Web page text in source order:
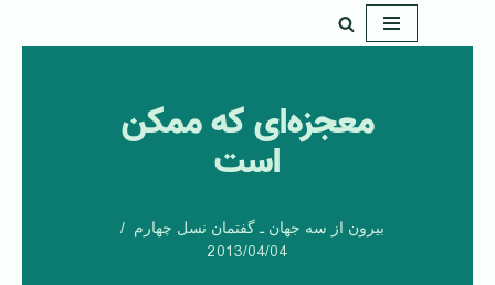
معجزه‌ای که ممکن
است
بیرون از سه جهان ـ گفتمان نسل چهارم
2013/04/04